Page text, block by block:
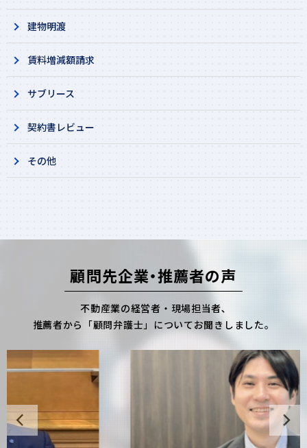
建物明渡
賃料増減額請求
サブリース
契約書レビュー
その他​
顧問先企業・推薦者の声
不動産業の経営者・現場担当者､
推薦者から「顧問弁護士」についてお聞きしました。
Previous